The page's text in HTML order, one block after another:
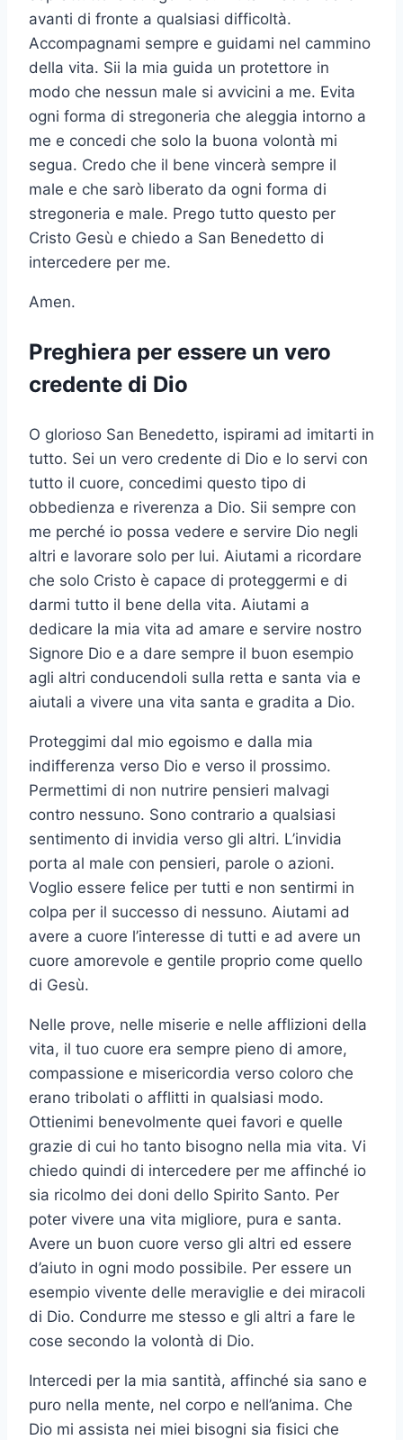
avanti di fronte a qualsiasi difficoltà.
Accompagnami sempre e guidami nel cammino
della vita. Sii la mia guida un protettore in
modo che nessun male si avvicini a me. Evita
ogni forma di stregoneria che aleggia intorno a
me e concedi che solo la buona volontà mi
segua. Credo che il bene vincerà sempre il
male e che sarò liberato da ogni forma di
stregoneria e male. Prego tutto questo per
Cristo Gesù e chiedo a San Benedetto di
intercedere per me.
Amen.
Preghiera per essere un vero
credente di Dio
O glorioso San Benedetto, ispirami ad imitarti in
tutto. Sei un vero credente di Dio e lo servi con
tutto il cuore, concedimi questo tipo di
obbedienza e riverenza a Dio. Sii sempre con
me perché io possa vedere e servire Dio negli
altri e lavorare solo per lui. Aiutami a ricordare
che solo Cristo è capace di proteggermi e di
darmi tutto il bene della vita. Aiutami a
dedicare la mia vita ad amare e servire nostro
Signore Dio e a dare sempre il buon esempio
agli altri conducendoli sulla retta e santa via e
aiutali a vivere una vita santa e gradita a Dio.
Proteggimi dal mio egoismo e dalla mia
indifferenza verso Dio e verso il prossimo.
Permettimi di non nutrire pensieri malvagi
contro nessuno. Sono contrario a qualsiasi
sentimento di invidia verso gli altri. L’invidia
porta al male con pensieri, parole o azioni.
Voglio essere felice per tutti e non sentirmi in
colpa per il successo di nessuno. Aiutami ad
avere a cuore l’interesse di tutti e ad avere un
cuore amorevole e gentile proprio come quello
di Gesù.
Nelle prove, nelle miserie e nelle afflizioni della
vita, il tuo cuore era sempre pieno di amore,
compassione e misericordia verso coloro che
erano tribolati o afflitti in qualsiasi modo.
Ottienimi benevolmente quei favori e quelle
grazie di cui ho tanto bisogno nella mia vita. Vi
chiedo quindi di intercedere per me affinché io
sia ricolmo dei doni dello Spirito Santo. Per
poter vivere una vita migliore, pura e santa.
Avere un buon cuore verso gli altri ed essere
d’aiuto in ogni modo possibile. Per essere un
esempio vivente delle meraviglie e dei miracoli
di Dio. Condurre me stesso e gli altri a fare le
cose secondo la volontà di Dio.
Intercedi per la mia santità, affinché sia ​​sano e
puro nella mente, nel corpo e nell’anima. Che
Dio mi assista nei miei bisogni sia fisici che